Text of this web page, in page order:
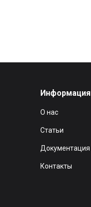
Информация
О нас
Статьи
Документация
Контакты